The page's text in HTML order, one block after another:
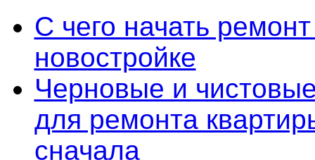
С чего начать
новостройке
Черновые и
для ремонта
сначала